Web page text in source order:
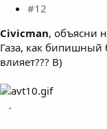
#12
Civicman, объясни
Газа, как бипишный
влияет??? B)